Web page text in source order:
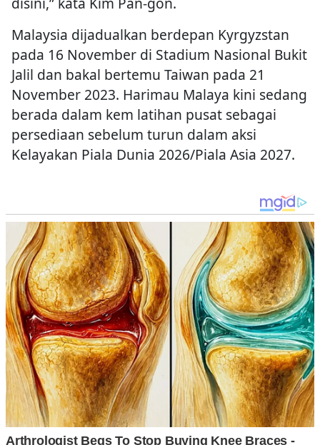
Malaysia dijadualkan berdepan Kyrgyzstan
pada 16 November di Stadium Nasional Bukit
Jalil dan bakal bertemu Taiwan pada 21
November 2023. Harimau Malaya kini sedang
berada dalam kem latihan pusat sebagai
persediaan sebelum turun dalam aksi
Kelayakan Piala Dunia 2026/Piala Asia 2027.